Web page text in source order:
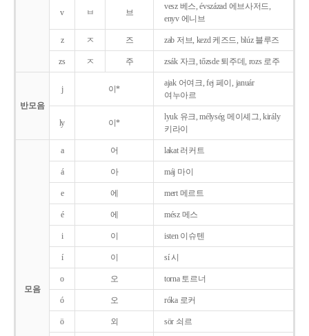
v ㅂ 브
vesz 베스, évszázad 에브사저드,
enyv 에니브
z ㅈ 즈 zab 저브, kezd 케즈드, blúz 블루즈
zs ㅈ 주 zsák 자크, tőzsde 퇴주데, rozs 로주
반모음
j 이*
ajak 어여크, fej 페이, január
여누아르
ly 이*
lyuk 유크, mélység 메이셰그, király
키라이
모음
a 어 lakat 러커트
á 아 máj 마이
e 에 mert 메르트
é 에 mész 메스
i 이 isten 이슈텐
í 이 sí 시
o 오 torna 토르너
ó 오 róka 로커
ö 외 sör 쇠르